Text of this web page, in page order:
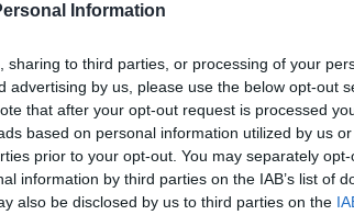
Information
sharing to third parties, or processing of your
advertising by us, please use the below opt-out
that after your opt-out request is processed
based on personal information utilized by us
prior to your opt-out. You may separately
information by third parties on the IAB’s list of
also be disclosed by us to third parties on the
2020-04-
smurto artimoje aplinkoje